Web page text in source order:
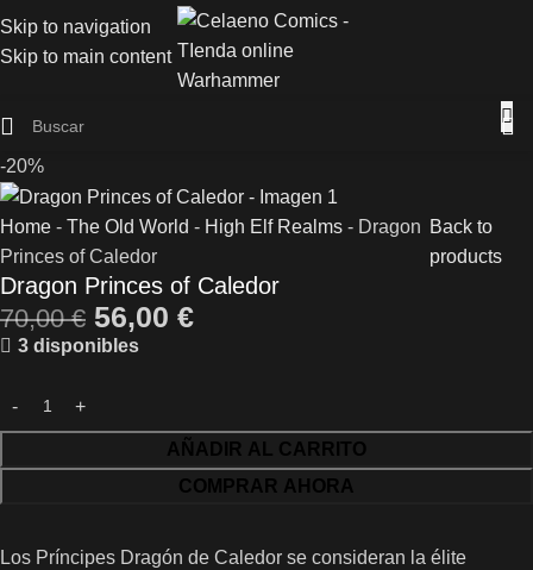
Skip to navigation
Skip to main content
-20%
Home - The Old World - High Elf Realms - Dragon
Princes of Caledor
Back to
products
Dragon Princes of Caledor
70,00€ 56,00 €
3 disponibles
AÑADIR AL CARRITO
COMPRAR AHORA
Los Príncipes Dragón de Caledor se consideran la élite